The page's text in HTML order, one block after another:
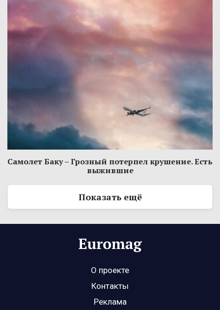
Самолет Баку – Грозный потерпел крушение. Есть
выжившие
Показать ещё
О проекте
Контакты
Реклама